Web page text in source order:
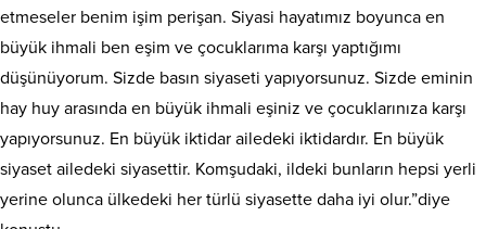
etmeseler benim işim perişan. Siyasi hayatımız boyunca en
büyük ihmali ben eşim ve çocuklarıma karşı yaptığımı
düşünüyorum. Sizde basın siyaseti yapıyorsunuz. Sizde eminin
hay huy arasında en büyük ihmali eşiniz ve çocuklarınıza karşı
yapıyorsunuz. En büyük iktidar ailedeki iktidardır. En büyük
siyaset ailedeki siyasettir. Komşudaki, ildeki bunların hepsi yerli
yerine olunca ülkedeki her türlü siyasette daha iyi olur.”diye